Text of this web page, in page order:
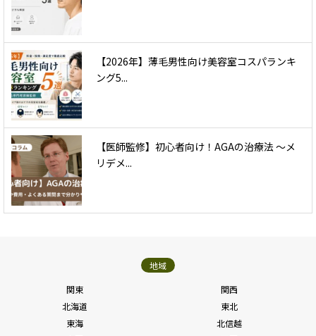
【2026年】薄毛男性向け美容室コスパランキ
ング5...
【医師監修】初心者向け！AGAの治療法 〜メ
リデメ...
地域
関東
関西
北海道
東北
東海
北信越